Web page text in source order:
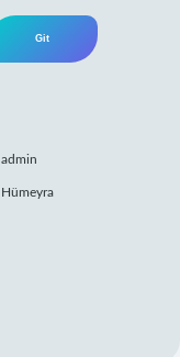
admin
Hümeyra